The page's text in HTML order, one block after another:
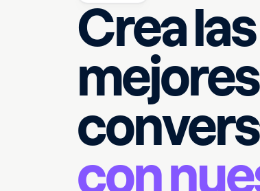
Crea las
mejores
con